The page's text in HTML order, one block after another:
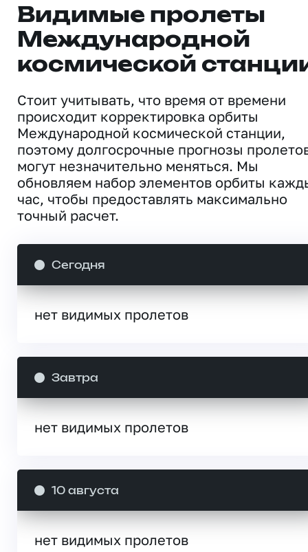
Видимые пролеты
Международной
космической
Стоит учитывать, что время от времени
происходит корректировка орбиты
Международной космической станции,
поэтому долгосрочные прогнозы
могут незначительно меняться. Мы
обновляем набор элементов орбиты
час, чтобы предоставлять максимально
точный расчет.
Сегодня
нет видимых пролетов
Завтра
нет видимых пролетов
10 августа
нет видимых пролетов